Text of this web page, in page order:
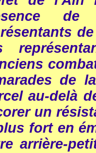
de
au-delà
un
fort en
arrière-